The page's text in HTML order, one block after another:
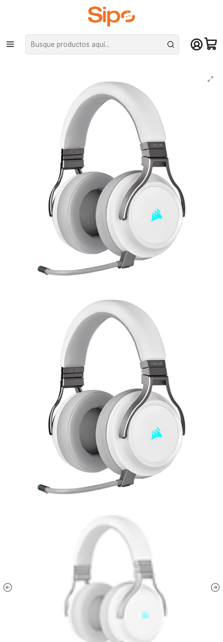
¡Compra hasta mediodía y recibe hoy! De lunes a sábado en el gran
Santiago. Envío gratis desde $29.990
Inicio Computación y Gamers Audífonos
Audífonos Wireless Corsair Virtuoso RGB, Sonido 7.1, White